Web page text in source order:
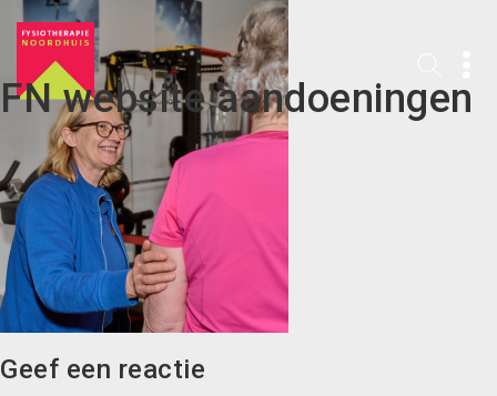
FN website aandoeningen
Geef een reactie